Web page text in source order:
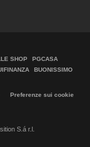
SHOP
PGCASA
BUONISSIMO
Preferenze sui cookie
S.á r.l.